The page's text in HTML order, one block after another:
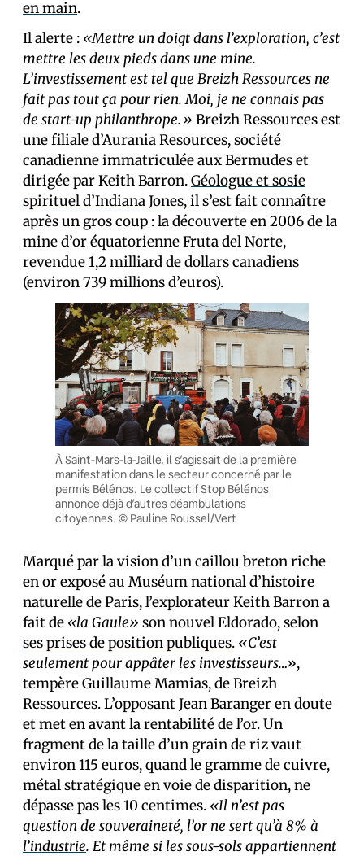
en main.
Il alerte : «Mettre un doigt dans l’exploration, c’est
mettre les deux pieds dans une mine.
L’investissement est tel que Breizh Ressources ne
fait pas tout ça pour rien. Moi, je ne connais pas
de start-up philanthrope.» Breizh Ressources est
une filiale d’Aurania Resources, société
canadienne immatriculée aux Bermudes et
dirigée par Keith Barron.Géologue et sosie
spirituel d’Indiana Jones, il s’est fait connaître
après un gros coup : la découverte en 2006 de la
mine d’or équatorienne Fruta del Norte,
revendue 1,2 milliard de dollars canadiens
(environ 739 millions d’euros).
À Saint-Mars-la-Jaille, il s’agissait de la première
manifestation dans le secteur concerné par le
permis Bélénos. Le collectif Stop Bélénos
annonce déjà d’autres déambulations
citoyennes. © Pauline Roussel/Vert
Marqué par la vision d’un caillou breton riche
en or exposé au Muséum national d’histoire
naturelle de Paris, l’explorateur Keith Barron a
fait de «la Gaule» son nouvel Eldorado, selon
ses prises de position publiques. «C’est
seulement pour appâter les investisseurs…»,
tempère Guillaume Mamias, de Breizh
Ressources. L’opposant Jean Baranger en doute
et met en avant la rentabilité de l’or. Un
fragment de la taille d’un grain de riz vaut
environ 115 euros, quand le gramme de cuivre,
métal stratégique en voie de disparition, ne
dépasse pas les 10 centimes. «Il n’est pas
question de souveraineté, l’or ne sert qu’à 8% à
l’industrie. Et même si les sous-sols appartiennent